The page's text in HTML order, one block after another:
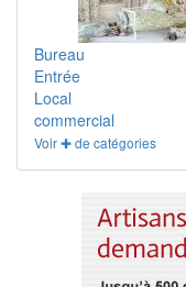
Bureau
Entrée
Local
commercial
Voir ✚ de catégories